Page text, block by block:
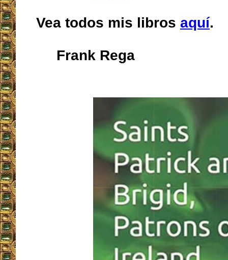
Vea todos mis libros aquí.
Frank Rega